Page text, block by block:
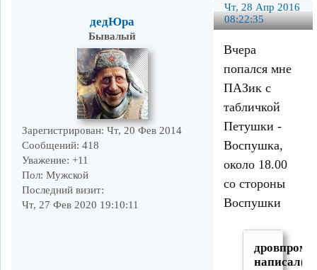
Чт, 28 Апр 2016
08:22:35
дедЮра
Бывалый
Зарегистрирован: Чт, 20 Фев 2014
Сообщений: 418
Уважение: +11
Пол: Мужской
Последний визит:
Чт, 27 Фев 2020 19:10:11
Вчера
попался мне
ПАЗик с
табличкой
Петушки -
Воспушка,
около 18.00
со стороны
Воспушки
дровпром